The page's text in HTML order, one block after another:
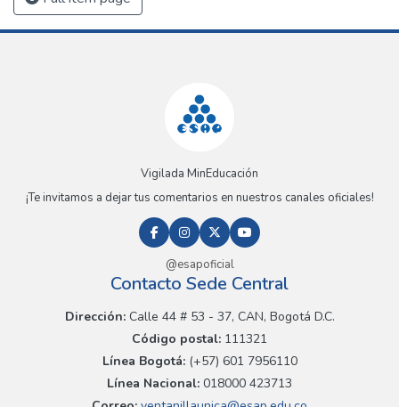
Vigilada MinEducación
¡Te invitamos a dejar tus comentarios en nuestros canales oficiales!
@esapoficial
Contacto Sede Central
Dirección:Calle 44 # 53 - 37, CAN, Bogotá D.C.
Código postal: 111321
Línea Bogotá:(+57) 601 7956110
Línea Nacional: 018000 423713